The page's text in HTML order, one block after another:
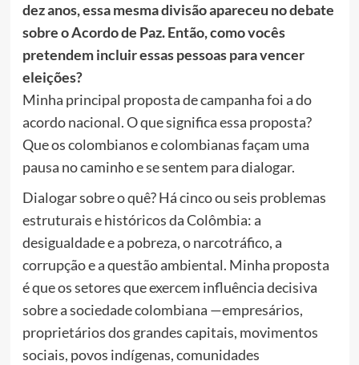
dez anos, essa mesma divisão apareceu no debate
sobre o Acordo de Paz. Então, como vocês
pretendem incluir essas pessoas para vencer
eleições?
Minha principal proposta de campanha foi a do
acordo nacional. O que significa essa proposta?
Que os colombianos e colombianas façam uma
pausa no caminho e se sentem para dialogar.
Dialogar sobre o quê? Há cinco ou seis problemas
estruturais e históricos da Colômbia: a
desigualdade e a pobreza, o narcotráfico, a
corrupção e a questão ambiental. Minha proposta
é que os setores que exercem influência decisiva
sobre a sociedade colombiana —empresários,
proprietários dos grandes capitais, movimentos
sociais, povos indígenas, comunidades